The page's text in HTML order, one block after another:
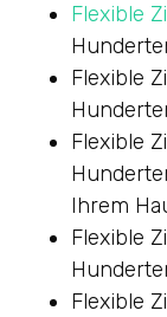
Flexible
Flexible
Flexible
Ihrem
Flexible
Flexible